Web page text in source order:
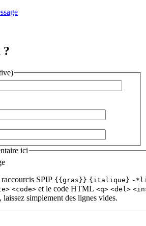
?
ici
SPIP {{gras}} {italique} -
<code> et le code HTML <q> <del>
laissez simplement des lignes vides.